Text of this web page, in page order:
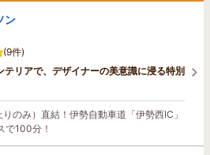
ン
(9件)
テリアで、デザイナーの美意識に浸る特別
のみ）直結！伊勢自動車道「伊勢西IC」
で100分！